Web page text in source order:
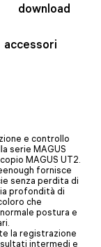
download
accessori
e controllo
serie MAGUS
MAGUS UT2.
fornisce
senza perdita di
profondità di
che
postura e
la registrazione
intermedi e